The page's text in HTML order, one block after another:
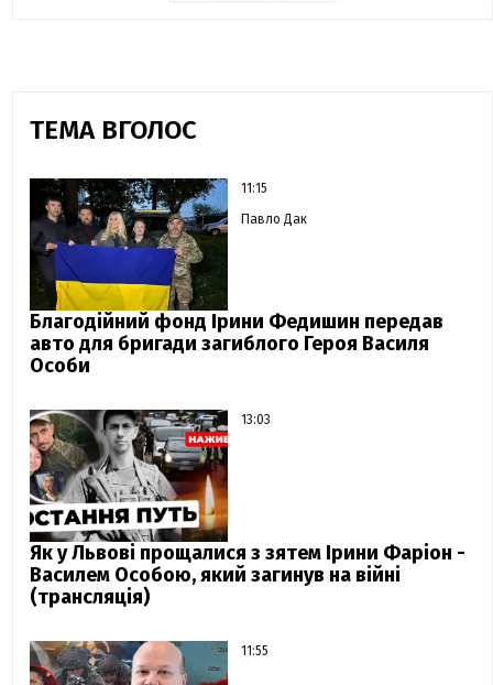
ТЕМА ВГОЛОС
11:15
Павло Дак
Благодійний фонд Ірини Федишин передав
авто для бригади загиблого Героя Василя
Особи
13:03
Як у Львові прощалися з зятем Ірини Фаріон -
Василем Особою, який загинув на війні
(трансляція)
11:55